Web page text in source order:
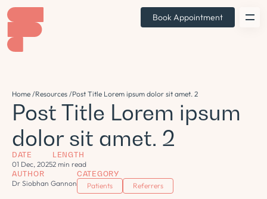
Book Appointment
Home /Resources /Post Title Lorem ipsum dolor sit amet. 2
Post Title Lorem ipsum
dolor sit amet. 2
DATE
01 Dec, 2025
LENGTH
2 min read
AUTHOR
Dr Siobhan Gannon
CATEGORY
Patients
Referrers